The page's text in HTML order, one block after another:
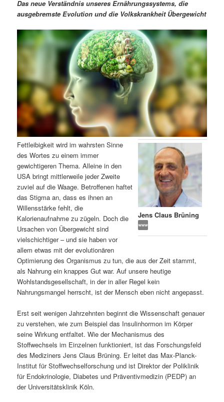
r
n
I
n
a
l
t
s
p
r
n
g
e
n
d
r
e
n
n
h
a
l
t
s
r
i
n
g
n
a
i
g
i
o
n
Das neue Verständnis unseres Ernährungssystems, die
ausgebremste Evolution und die Volkskrankheit Übergewicht
Jens Claus Brüning
Fettleibigkeit wird im wahrsten Sinne
des Wortes zu einem immer
gewichtigeren Thema. Alleine in den
USA bringt mittlerweile jeder Zweite
zuviel auf die Waage. Betroffenen haftet
das Stigma an, dass es ihnen an
Willensstärke fehlt, die
Kalorienaufnahme zu zügeln. Doch die
Ursachen von Übergewicht sind
vielschichtiger – und sie haben vor
allem etwas mit der evolutionären
Optimierung des Organismus zu tun, die aus der Zeit stammt,
als Nahrung ein knappes Gut war. Auf unsere heutige
Wohlstandsgesellschaft, in der in aller Regel kein
Nahrungsmangel herrscht, ist der Mensch eben nicht angepasst.
Erst seit wenigen Jahrzehnten beginnt die Wissenschaft genauer
zu verstehen, wie zum Beispiel das Insulinhormon im Körper
seine Wirkung entfaltet. Wie der Mechanismus des
Stoffwechsels im Einzelnen funktioniert, ist das Forschungsfeld
des Mediziners Jens Claus Brüning. Er leitet das Max-Planck-
Institut für Stoffwechselforschung und ist Direktor der Poliklinik
für Endokrinologie, Diabetes und Präventivmedizin (PEDP) an
der Universitätsklinik Köln.